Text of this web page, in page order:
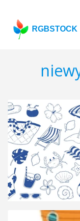
RGBSTOCK